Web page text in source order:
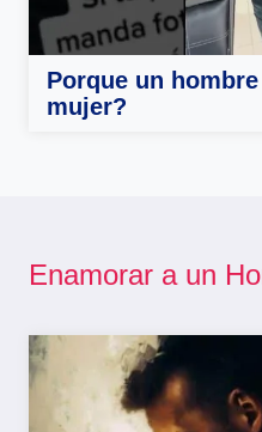
Porque un
mujer?
Enamorar a un